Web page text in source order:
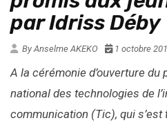
par Idriss Déby
By Anselme AKEKO 1 octobre
A la cérémonie d’ouverture du
national des technologies de
communication (Tic), qui